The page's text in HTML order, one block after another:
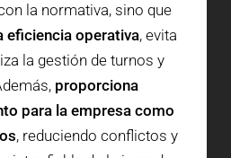
la normativa, sino que
eficiencia operativa, evita
la gestión de turnos y
proporciona
para la empresa como
, reduciendo conflictos y